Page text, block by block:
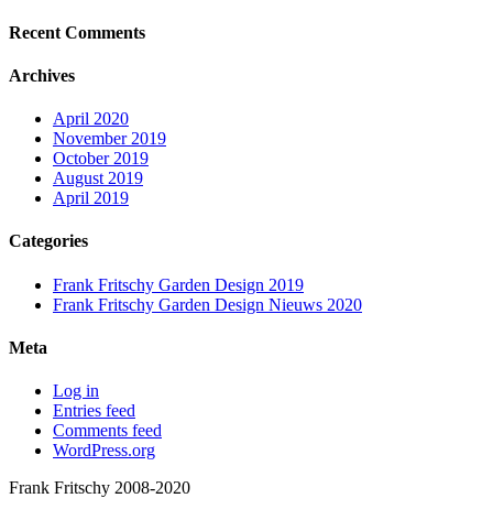
Recent Comments
Archives
April 2020
November 2019
October 2019
August 2019
April 2019
Categories
Frank Fritschy Garden Design 2019
Frank Fritschy Garden Design Nieuws 2020
Meta
Log in
Entries feed
Comments feed
WordPress.org
Frank Fritschy 2008-2020